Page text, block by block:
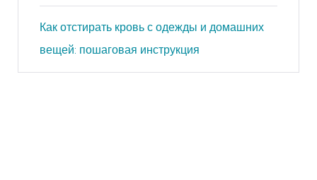
Как отстирать кровь с одежды и домашних
вещей: пошаговая инструкция